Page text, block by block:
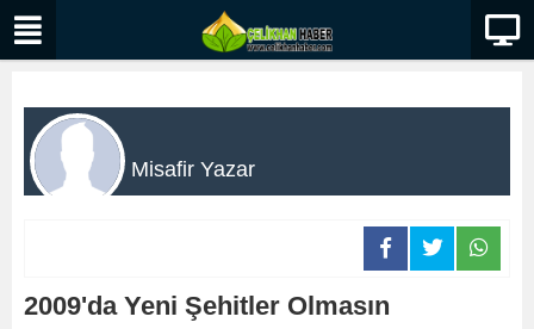
Misafir Yazar
2009'da Yeni Şehitler Olmasın